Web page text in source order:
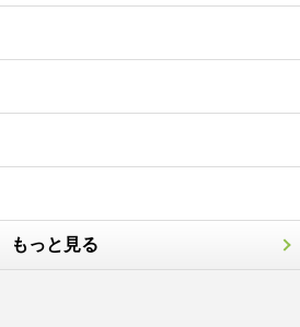
もっと見る